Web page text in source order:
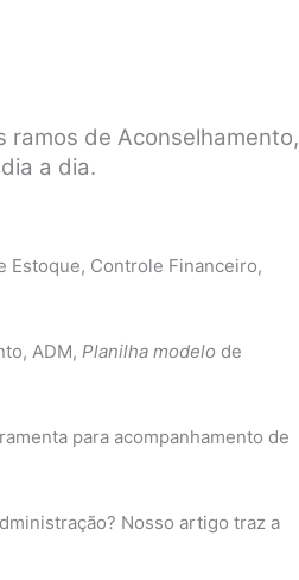
ramos de Aconselhamento,
a dia.
Estoque, Controle Financeiro,
ADM, Planilha modelo de
para acompanhamento de
Nosso artigo traz a